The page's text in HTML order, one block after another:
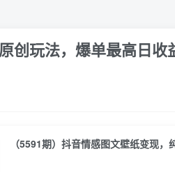
创玩法，爆单最高日